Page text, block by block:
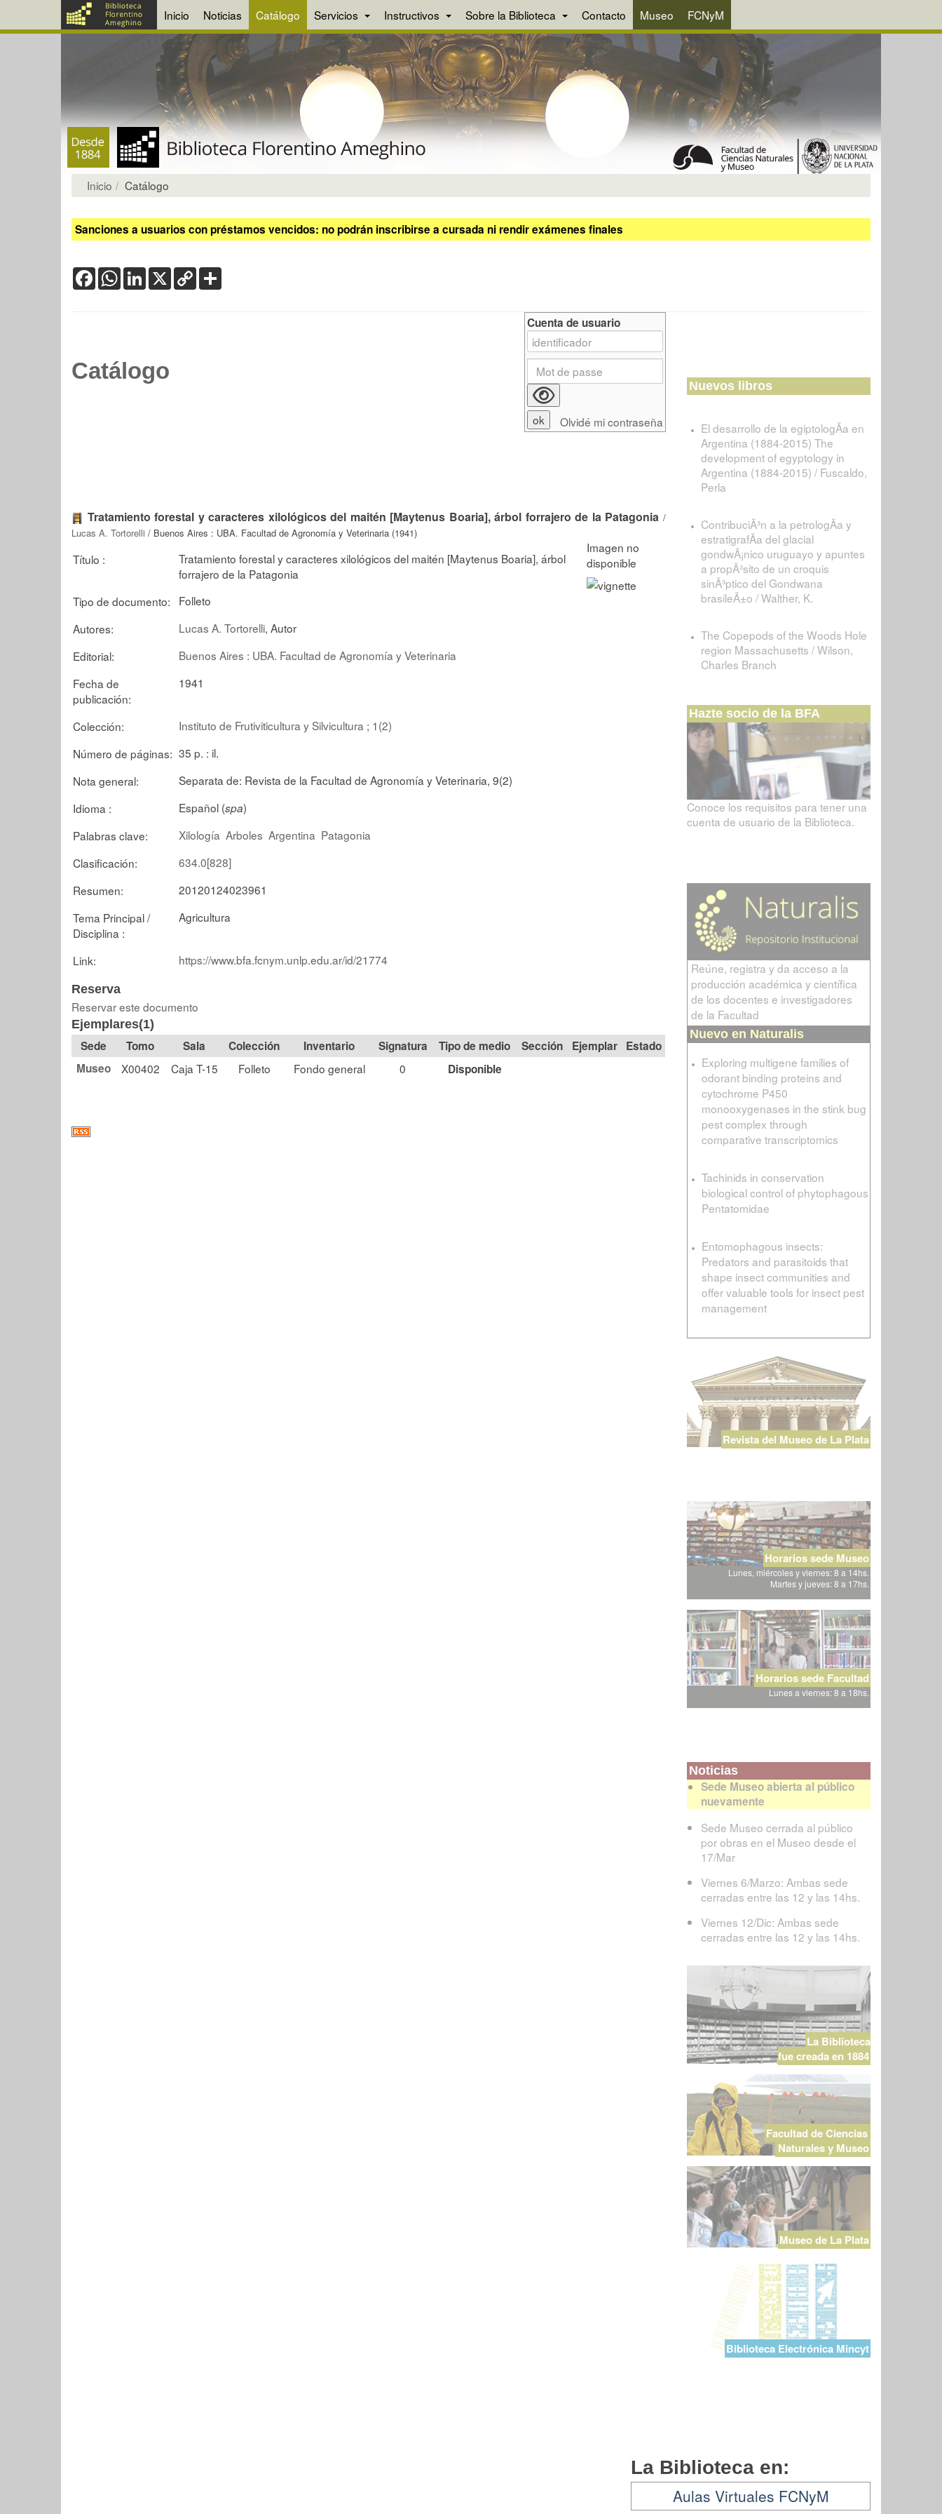
Inicio Noticias Catálogo Servicios Instructivos Sobre la Biblioteca Contacto Museo FCNyM
Inicio Catálogo
Sanciones a usuarios con préstamos vencidos: no podrán inscribirse a cursada ni rendir exámenes finales
FacebookWhatsApp
LinkedIn
X Copy
Link
Catálogo
Tratamiento forestal y caracteres xilológicos del maitén [Maytenus Boaria], árbol forrajero de la Patagonia /
Lucas A. Tortorelli / Buenos Aires : UBA. Facultad de Agronomía y Veterinaria (1941)
Título :
Tratamiento forestal y caracteres xilológicos del maitén [Maytenus Boaria], árbol
forrajero de la Patagonia
Tipo de documento:
Folleto
Autores:
Lucas A. Tortorelli, Autor
Editorial:
Buenos Aires : UBA. Facultad de Agronomía y Veterinaria
Fecha de
publicación:
1941
Colección:
Instituto de Frutiviticultura y Silvicultura ; 1(2)
Número de páginas: 35 p. : il.
Nota general:
Separata de: Revista de la Facultad de Agronomía y Veterinaria, 9(2)
Idioma :
Español (spa)
Palabras clave:
Xilología Arboles Argentina Patagonia
Clasificación:
634.0[828]
Resumen:
20120124023961
Tema Principal /
Disciplina :
Agricultura
Link: https://www.bfa.fcnym.unlp.edu.ar/id/21774
Reserva
Reservar este documento
Ejemplares(1)
Tomo Sala Colección Signatura Tipo de medio Sección
Estado
Museo
X00402 Caja T-15 Folleto Fondo general 0 Disponible
Cuenta de usuario
Olvidé mi contraseña
Nuevos libros
El desarrollo de la egiptologÃ­a en
Argentina (1884-2015) The
development of egyptology in
Argentina (1884-2015) / Fuscaldo,
Perla
ContribuciÃ³n a la petrologÃ­a y
estratigrafÃ­a del glacial
gondwÃ¡nico uruguayo y apuntes
a propÃ³sito de un croquis
sinÃ³ptico del Gondwana
brasileÃ±o / Walther, K.
The Copepods of the Woods Hole
region Massachusetts / Wilson,
Charles Branch
Hazte socio de la BFA
Conoce los requisitos para tener una
cuenta de usuario de la Biblioteca.
Reúne, registra y da acceso a la
producción académica y científica
de los docentes e investigadores
de la Facultad
Nuevo en Naturalis
Exploring multigene families of
odorant binding proteins and
cytochrome P450
monooxygenases in the stink bug
pest complex through
comparative transcriptomics
Tachinids in conservation
biological control of phytophagous
Pentatomidae
Entomophagous insects:
Predators and parasitoids that
shape insect communities and
offer valuable tools for insect pest
management
Revista del Museo de La Plata
Horarios sede Museo
Lunes, miércoles y viernes: 8 a 14hs.
Martes y jueves: 8 a 17hs.
Horarios sede Facultad
Lunes a viernes: 8 a 18hs.
Noticias
Sede Museo abierta al público
nuevamente
Sede Museo cerrada al público
por obras en el Museo desde el
17/Mar
Viernes 6/Marzo: Ambas sede
cerradas entre las 12 y las 14hs.
Viernes 12/Dic: Ambas sede
cerradas entre las 12 y las 14hs.
La Biblioteca
fue creada en 1884
Facultad de Ciencias
Naturales y Museo
Museo de La Plata
Biblioteca Electrónica Mincyt
La Biblioteca en:
Aulas Virtuales FCNyM